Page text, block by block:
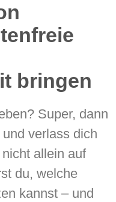
bringen
Super, dann
verlass dich
allein auf
du, welche
kannst – und